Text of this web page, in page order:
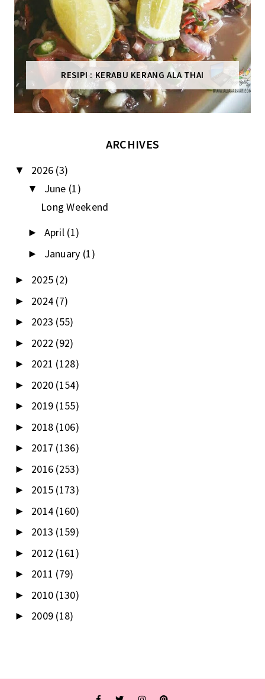
RESIPI : KERABU KERANG ALA THAI
ARCHIVES
▼ 2026 (3)
▼ June (1)
Long Weekend
► April (1)
► January (1)
► 2025 (2)
► 2024 (7)
► 2023 (55)
► 2022 (92)
► 2021 (128)
► 2020 (154)
► 2019 (155)
► 2018 (106)
► 2017 (136)
► 2016 (253)
► 2015 (173)
► 2014 (160)
► 2013 (159)
► 2012 (161)
► 2011 (79)
► 2010 (130)
► 2009 (18)